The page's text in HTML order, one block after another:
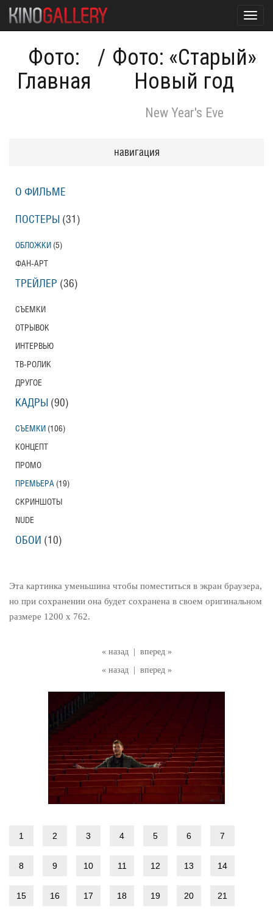
Фото:
Главная
/ Фото: «Старый»
Новый год
New Year's Eve
« назад
вперед »
« назад
вперед »
Эта картинка уменьшина чтобы поместиться в экран браузера,
но при сохранении она будет сохранена в своем оригинальном
размере 1200 x 762.
1 2 3 4 5 6 7
8 9 10 11 12 13 14
15 16 17 18 19 20 21
навигация
О ФИЛЬМЕ
ПОСТЕРЫ (31)
ОБЛОЖКИ (5)
ФАН-АРТ
ТРЕЙЛЕР (36)
СЪЕМКИ
ОТРЫВОК
ИНТЕРВЬЮ
ТВ-РОЛИК
ДРУГОЕ
КАДРЫ (90)
СЪЕМКИ (106)
КОНЦЕПТ
ПРОМО
ПРЕМЬЕРА (19)
СКРИНШОТЫ
NUDE
ОБОИ (10)